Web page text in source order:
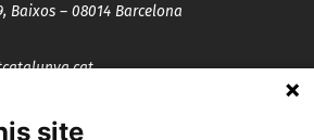
Baixos – 08014 Barcelona
site